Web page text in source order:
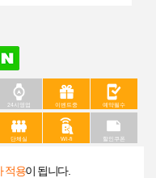
24시영업 이벤트중 예약필수
단체실 Wi-fi 할인쿠폰
적용이 됩니다.